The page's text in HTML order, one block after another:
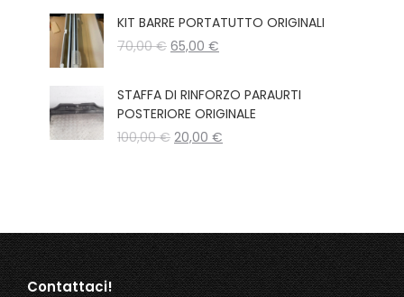
originale
era:
attuale
è:
KIT BARRE PORTATUTTO ORIGINALI
70,00€ Il
era:
70,00 €.
65,00 €
è:
65,00 €.
STAFFA DI RINFORZO PARAURTI
POSTERIORE ORIGINALE
100,00€ Il
20,00 €
Contattaci!